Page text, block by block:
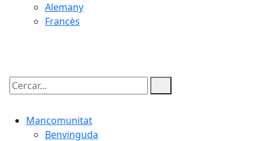
Alemany
Francès
Cercar:
Mancomunitat
Benvinguda